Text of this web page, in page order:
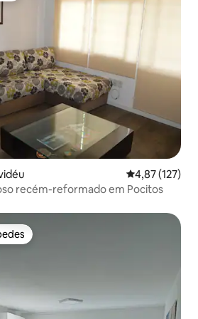
4,87 de uma
4,87 (127)
recém-reformado em Pocitos
dos hóspedes